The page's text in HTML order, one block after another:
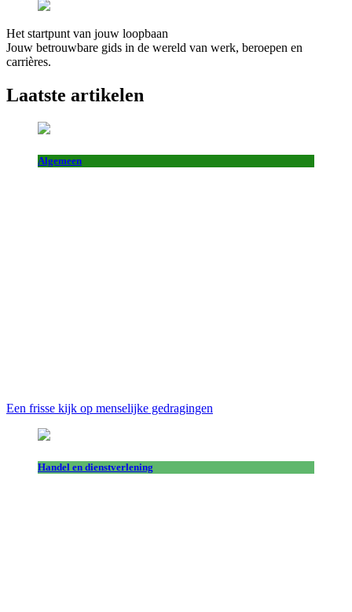
Het startpunt van jouw loopbaan
Jouw betrouwbare gids in de wereld van werk, beroepen en
carrières.
Laatste artikelen
Algemeen
Een frisse kijk op menselijke gedragingen
Handel en dienstverlening